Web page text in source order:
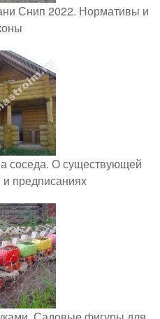
Снип 2022. Нормативы и
соседа. О существующей
предписаниях